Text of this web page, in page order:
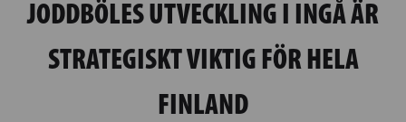
JODDBÖLES UTVECKLING I INGÅ ÄR
STRATEGISKT VIKTIG FÖR HELA
FINLAND